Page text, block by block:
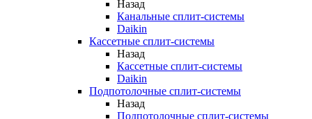
Назад
Канальные сплит-системы
Daikin
Кассетные сплит-системы
Назад
Кассетные сплит-системы
Daikin
Подпотолочные сплит-системы
Назад
Подпотолочные сплит-системы